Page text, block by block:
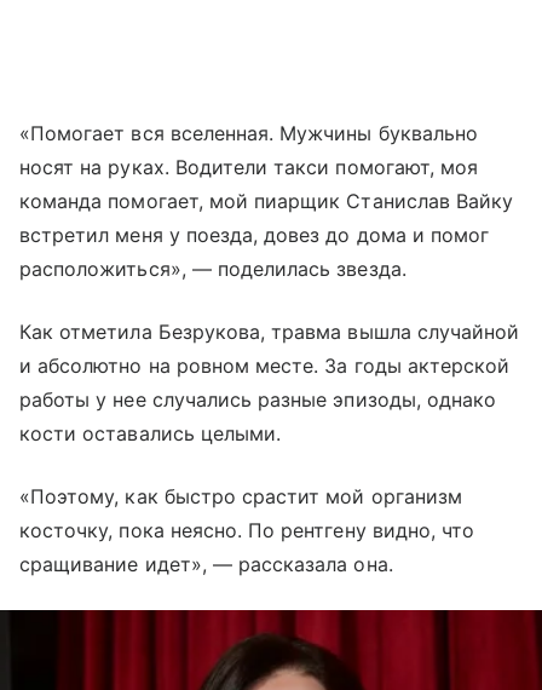
«Помогает вся вселенная. Мужчины буквально
носят на руках. Водители такси помогают, моя
команда помогает, мой пиарщик Станислав Вайку
встретил меня у поезда, довез до дома и помог
расположиться», — поделилась звезда.
Как отметила Безрукова, травма вышла случайной
и абсолютно на ровном месте. За годы актерской
работы у нее случались разные эпизоды, однако
кости оставались целыми.
«Поэтому, как быстро срастит мой организм
косточку, пока неясно. По рентгену видно, что
сращивание идет», — рассказала она.